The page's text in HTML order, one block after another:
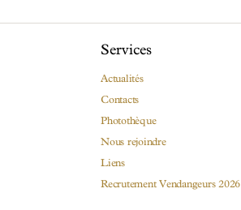
Services
Actualités
Contacts
Photothèque
Nous rejoindre
Liens
Recrutement Vendangeurs 2026